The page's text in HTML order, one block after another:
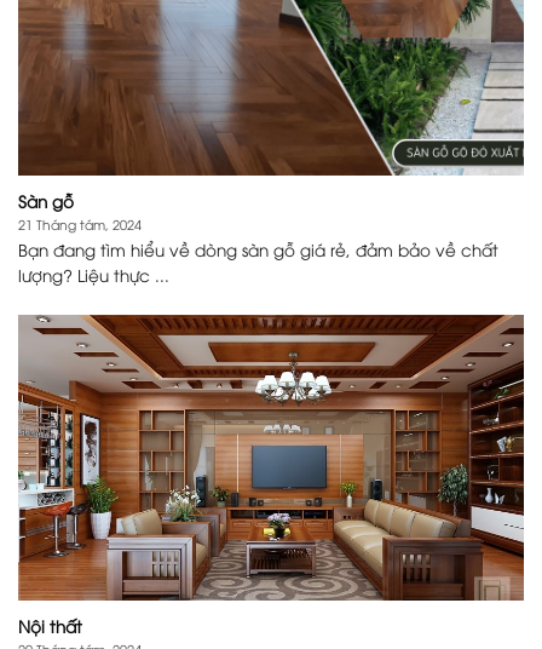
Sàn gỗ
21 Tháng tám, 2024
Bạn đang tìm hiểu về dòng sàn gỗ giá rẻ, đảm bảo về chất
lượng? Liệu thực ...
Nội thất